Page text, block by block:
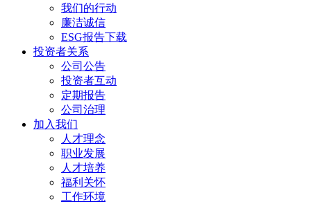
我们的行动
廉洁诚信
ESG报告下载
投资者关系
公司公告
投资者互动
定期报告
公司治理
加入我们
人才理念
职业发展
人才培养
福利关怀
工作环境